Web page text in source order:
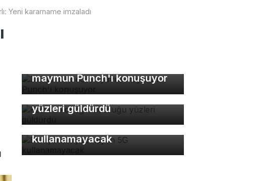
Yeni kararname imzaladı
maymun Punch'ı konuşuyor
Kedi ve köpeğin dostluğu
yüzleri güldürdü
Bu ayarları yapmayan 5G
kullanamayacak